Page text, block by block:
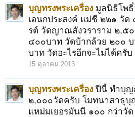
บุญทรงพระเครื่อง มูลนิธิโพ
เอนกประสงค์ แม่ชี ๒๒๑ วัด
รต์ วัดญาณสังวราราม ๒,๕
๔๐๐บาท วัดบ้ากล้วย ๒๐๐
บาท วัดอะไรอีกจะไม่ได้ครับ
15 ตุลาคม 2013
บุญทรงพระเครื่อง ปีนี้ ทำบุญ
๒,๐๐๐วัดครับ โมทนาสาธุ
แหม่มเยอรมันนี ๑๐๐ กว่าวั